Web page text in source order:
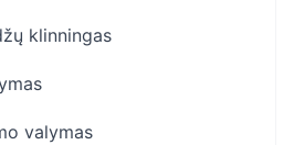
klinningas
valymas